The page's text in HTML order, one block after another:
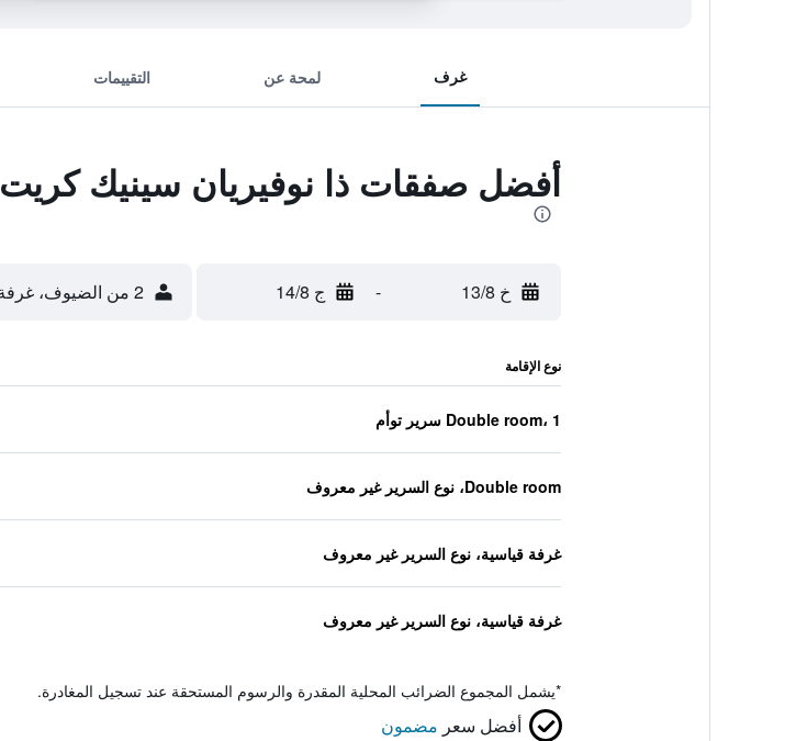
غرف لمحة عن التقييمات
أفضل صفقات ذا نوفيريان سينيك كريت 5 ستار هيل توب فيلا ريزورت آند سبا
خ 13/8 - ج 14/8 2 من الضيوف، غرفة واحدة
نوع الإقامة
Double room، 1 سرير توأم
Double room، نوع السرير غير معروف
غرفة قياسية، نوع السرير غير معروف
غرفة قياسية، نوع السرير غير معروف
*يشمل المجموع الضرائب المحلية المقدرة والرسوم المستحقة عند تسجيل المغادرة.
أفضل سعر مضمون